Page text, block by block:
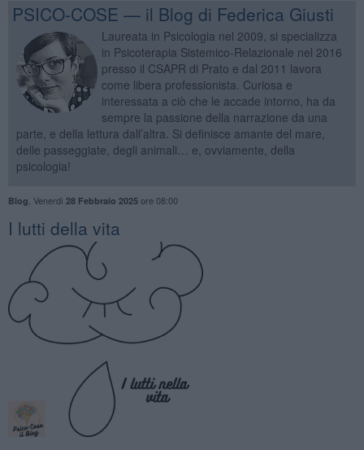
PSICO-COSE — il Blog di Federica Giusti
Laureata in Psicologia nel 2009, si specializza
in Psicoterapia Sistemico-Relazionale nel 2016
presso il CSAPR di Prato e dal 2011 lavora
come libera professionista. Curiosa e
interessata a ciò che le accade intorno, ha da
sempre la passione della narrazione da una
parte, e della lettura dall’altra. Si definisce amante del mare,
delle passeggiate, degli animali… e, ovviamente, della
psicologia!
Blog Venerdì 28 Febbraio 2025ore 08:00
I lutti della vita